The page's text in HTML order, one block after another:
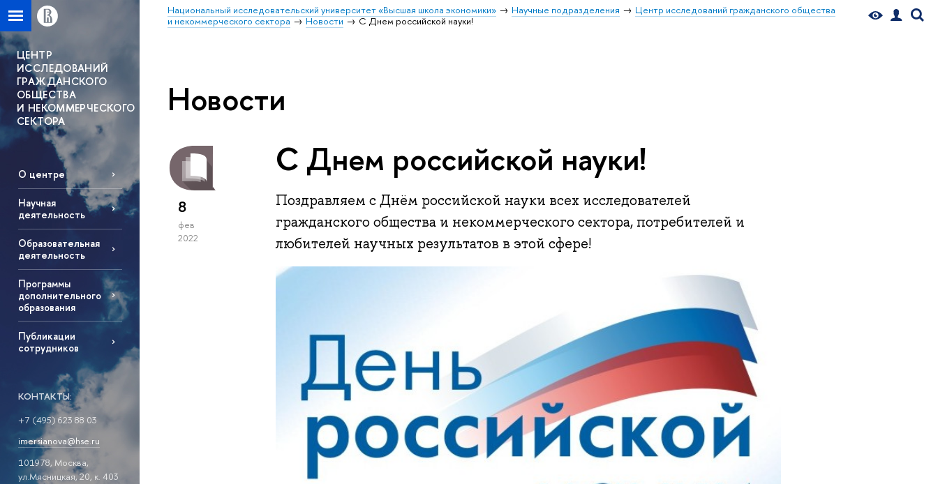
Национальный исследовательский университет «Высшая школа экономики» Научные подразделения
Центр исследований гражданского общества
и некоммерческого сектора
Новости С Днем российской науки!
ЦЕНТР
ИССЛЕДОВАНИЙ
ГРАЖДАНСКОГО
ОБЩЕСТВА
И НЕКОММЕРЧЕСКОГО
СЕКТОРА
О центре
Научная
деятельность
Образовательная
деятельность
Программы
дополнительного
образования
Публикации
сотрудников
КОНТАКТЫ:
+7 (495) 623 88 03
imersianova@hse.ru
101978, Москва,
ул.Мясницкая, 20, к. 403
Новости
8
фев
2022
С Днем российской науки!
Поздравляем с Днём российской науки всех исследователей
гражданского общества и некоммерческого сектора, потребителей и
любителей научных результатов в этой сфере!